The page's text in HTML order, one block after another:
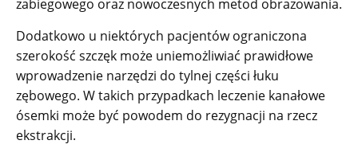
zabiegowego oraz nowoczesnych metod obrazowania.
Dodatkowo u niektórych pacjentów ograniczona
szerokość szczęk może uniemożliwiać prawidłowe
wprowadzenie narzędzi do tylnej części łuku
zębowego. W takich przypadkach leczenie kanałowe
ósemki może być powodem do rezygnacji na rzecz
ekstrakcji.